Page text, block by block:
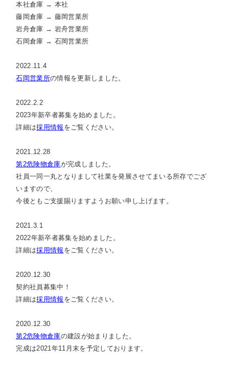
本社倉庫 → 本社
藤岡倉庫 → 藤岡営業所
岩舟倉庫 → 岩舟営業所
石岡倉庫 → 石岡営業所
2022.11.4
石岡営業所の情報を更新しました。
2022.2.2
2023年新卒者募集を始めました。
詳細は採用情報 をご覧ください。
2021.12.28
第2危険物倉庫が完成しました。
社員一同一丸となりまして社業を発展させてまいる所存でござ
いますので、
今後ともご支援賜りますようお願い申し上げます。
2021.3.1
2022年新卒者募集を始めました。
詳細は採用情報 をご覧ください。
2020.12.30
契約社員募集中！
詳細は採用情報 をご覧ください。
2020.12.30
第2危険物倉庫の建設が始まりました。
完成は2021年11月末を予定しております。